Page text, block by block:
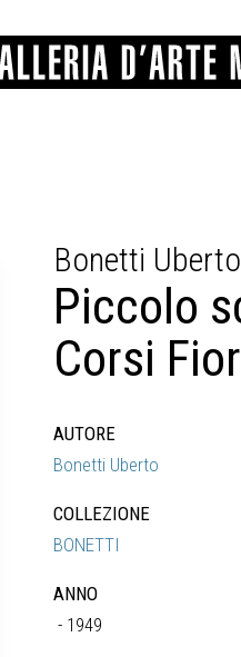
SCULTURA
STAMPA
MATRICI XILOGRAFICHE
FOTOGRAFIA
Bonetti Uberto
Piccolo
Corsi
AUTORE
Bonetti Uberto
COLLEZIONE
BONETTI
ANNO
- 1949